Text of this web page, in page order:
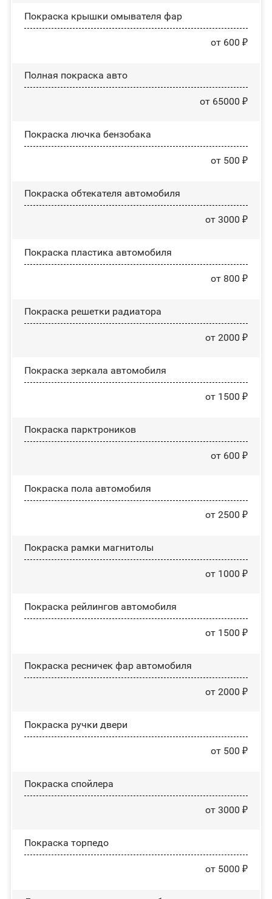
Покраска крышки омывателя фар
от 600 ₽
Полная покраска авто
от 65000 ₽
Покраска лючка бензобака
от 500 ₽
Покраска обтекателя автомобиля
от 3000 ₽
Покраска пластика автомобиля
от 800 ₽
Покраска решетки радиатора
от 2000 ₽
Покраска зеркала автомобиля
от 1500 ₽
Покраска парктроников
от 600 ₽
Покраска пола автомобиля
от 2500 ₽
Покраска рамки магнитолы
от 1000 ₽
Покраска рейлингов автомобиля
от 1500 ₽
Покраска ресничек фар автомобиля
от 2000 ₽
Покраска ручки двери
от 500 ₽
Покраска спойлера
от 3000 ₽
Покраска торпедо
от 5000 ₽